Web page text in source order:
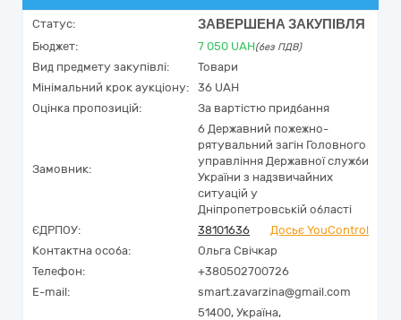
Статус: ЗАВЕРШЕНА ЗАКУПІВЛЯ
Бюджет: 7 050 UAH(без ПДВ)
Вид предмету закупівлі:
Товари
Мінімальний крок аукціону:
36 UAH
Оцінка пропозицій:
За вартістю придбання
Замовник:
6 Державний пожежно-
рятувальний загін Головного
управління Державної служби
України з надзвичайних
ситуацій у
Дніпропетровській області
ЄДРПОУ:
38101636
Досьє YouControl
Контактна особа:
Ольга Свічкар
Телефон:
+380502700726
E-mail:
smart.zavarzina@gmail.com
51400, Україна,